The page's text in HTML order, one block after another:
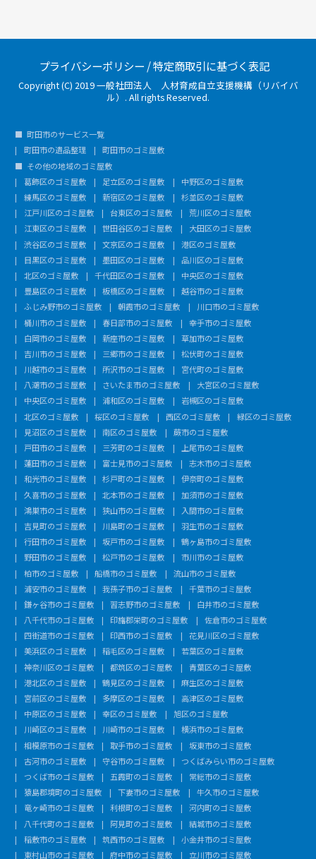
プライバシーポリシー /特定商取引に基づく表記
Copyright (C) 2019 一般社団法人 人材育成自立支援機構（リバイバ
ル）. All rights Reserved.
町田市のサービス一覧
町田市の遺品整理
町田市のゴミ屋敷
その他の地域のゴミ屋敷
葛飾区のゴミ屋敷
足立区のゴミ屋敷
中野区のゴミ屋敷
練馬区のゴミ屋敷
新宿区のゴミ屋敷
杉並区のゴミ屋敷
江戸川区のゴミ屋敷
台東区のゴミ屋敷
荒川区のゴミ屋敷
江東区のゴミ屋敷
世田谷区のゴミ屋敷
大田区のゴミ屋敷
渋谷区のゴミ屋敷
文京区のゴミ屋敷
港区のゴミ屋敷
目黒区のゴミ屋敷
墨田区のゴミ屋敷
品川区のゴミ屋敷
北区のゴミ屋敷
千代田区のゴミ屋敷
中央区のゴミ屋敷
豊島区のゴミ屋敷
板橋区のゴミ屋敷
越谷市のゴミ屋敷
ふじみ野市のゴミ屋敷
朝霞市のゴミ屋敷
川口市のゴミ屋敷
桶川市のゴミ屋敷
春日部市のゴミ屋敷
幸手市のゴミ屋敷
白岡市のゴミ屋敷
新座市のゴミ屋敷
草加市のゴミ屋敷
吉川市のゴミ屋敷
三郷市のゴミ屋敷
松伏町のゴミ屋敷
川越市のゴミ屋敷
所沢市のゴミ屋敷
宮代町のゴミ屋敷
八潮市のゴミ屋敷
さいたま市のゴミ屋敷
大宮区のゴミ屋敷
中央区のゴミ屋敷
浦和区のゴミ屋敷
岩槻区のゴミ屋敷
北区のゴミ屋敷
桜区のゴミ屋敷 西区のゴミ屋敷
緑区のゴミ屋敷
見沼区のゴミ屋敷
南区のゴミ屋敷
蕨市のゴミ屋敷
戸田市のゴミ屋敷
三芳町のゴミ屋敷
上尾市のゴミ屋敷
蓮田市のゴミ屋敷
富士見市のゴミ屋敷
志木市のゴミ屋敷
和光市のゴミ屋敷
杉戸町のゴミ屋敷
伊奈町のゴミ屋敷
久喜市のゴミ屋敷
北本市のゴミ屋敷
加須市のゴミ屋敷
鴻巣市のゴミ屋敷
狭山市のゴミ屋敷
入間市のゴミ屋敷
吉見町のゴミ屋敷
川島町のゴミ屋敷
羽生市のゴミ屋敷
行田市のゴミ屋敷
坂戸市のゴミ屋敷
鶴ヶ島市のゴミ屋敷
野田市のゴミ屋敷
松戸市のゴミ屋敷
市川市のゴミ屋敷
柏市のゴミ屋敷
船橋市のゴミ屋敷
流山市のゴミ屋敷
浦安市のゴミ屋敷
我孫子市のゴミ屋敷
千葉市のゴミ屋敷
鎌ヶ谷市のゴミ屋敷
習志野市のゴミ屋敷
白井市のゴミ屋敷
八千代市のゴミ屋敷
印旛郡栄町のゴミ屋敷
佐倉市のゴミ屋敷
四街道市のゴミ屋敷
印西市のゴミ屋敷
花見川区のゴミ屋敷
美浜区のゴミ屋敷
稲毛区のゴミ屋敷
若葉区のゴミ屋敷
神奈川区のゴミ屋敷
都筑区のゴミ屋敷
青葉区のゴミ屋敷
港北区のゴミ屋敷
鶴見区のゴミ屋敷
麻生区のゴミ屋敷
宮前区のゴミ屋敷
多摩区のゴミ屋敷
高津区のゴミ屋敷
中原区のゴミ屋敷
幸区のゴミ屋敷
旭区のゴミ屋敷
川崎区のゴミ屋敷
川崎市のゴミ屋敷
横浜市のゴミ屋敷
相模原市のゴミ屋敷
取手市のゴミ屋敷
坂東市のゴミ屋敷
古河市のゴミ屋敷
守谷市のゴミ屋敷
つくばみらい市のゴミ屋敷
つくば市のゴミ屋敷
五霞町のゴミ屋敷
常総市のゴミ屋敷
猿島郡境町のゴミ屋敷
下妻市のゴミ屋敷
牛久市のゴミ屋敷
竜ヶ崎市のゴミ屋敷
利根町のゴミ屋敷
河内町のゴミ屋敷
八千代町のゴミ屋敷
阿見町のゴミ屋敷
結城市のゴミ屋敷
稲敷市のゴミ屋敷
筑西市のゴミ屋敷
小金井市のゴミ屋敷
東村山市のゴミ屋敷
府中市のゴミ屋敷 立川市のゴミ屋敷